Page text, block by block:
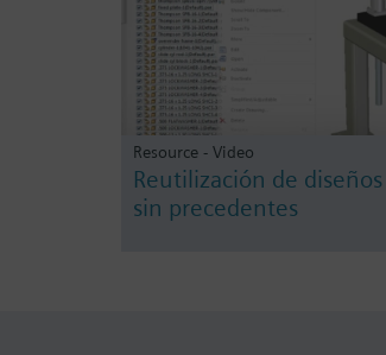
Resource - Video
Reutilización de
sin precedentes